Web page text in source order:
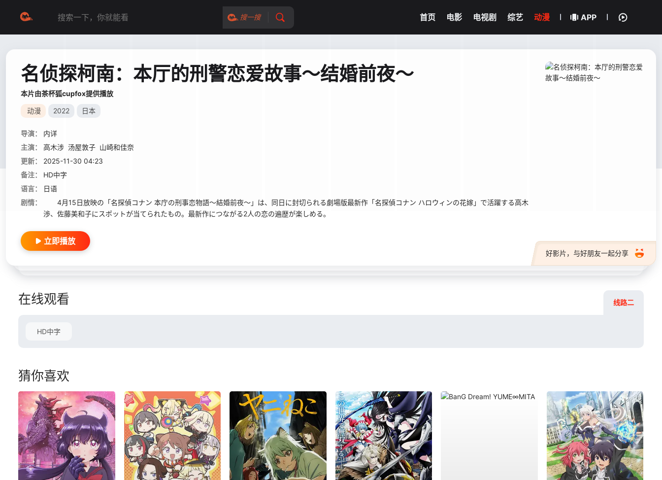
搜一搜 首页 电影 电视剧 综艺 动漫 APP
名侦探柯南：本厅的刑警恋爱故事～结婚前夜～
本片由茶杯狐cupfox提供播放
动漫 2022 日本
导演：
内详
主演：
高木涉 汤屋敦子 山崎和佳奈
更新：
2025-11-30 04:23
备注：
HD中字
语言：
日语
剧情：
4月15日放映の「名探偵コナン 本庁の刑事恋物語～結婚前夜～」は、同日に封切られる劇場版最新作「名探偵コナン ハロウィンの花嫁」で活躍する高木
渉、佐藤美和子にスポットが当てられたもの。最新作につながる2人の恋の遍歴が楽しめる。
好影片，与好朋友一起分享
立即播放
在线观看 线路二
HD中字
猜你喜欢